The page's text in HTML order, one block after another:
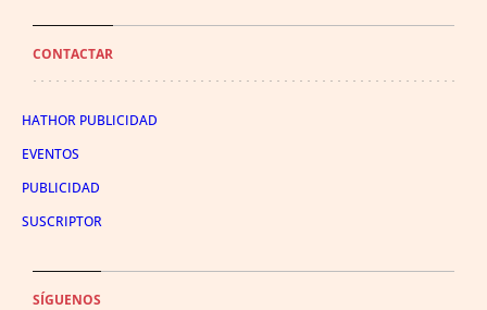
CONTACTAR
HATHOR PUBLICIDAD
EVENTOS
PUBLICIDAD
SUSCRIPTOR
SÍGUENOS